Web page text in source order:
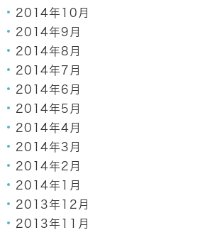
2014年10月
2014年9月
2014年8月
2014年7月
2014年6月
2014年5月
2014年4月
2014年3月
2014年2月
2014年1月
2013年12月
2013年11月